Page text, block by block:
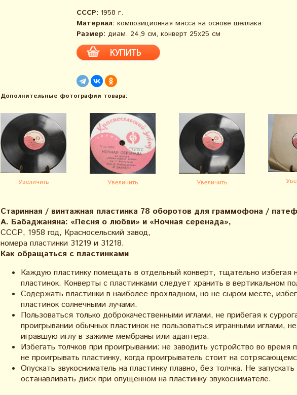
СССР: 1958 г.
Материал: композиционная масса на основе шеллака
Размер: диам. 24,9 см, конверт 25х25 см
Дополнительные фотографии товара:
Увеличить Увеличить Увеличить
Старинная / винтажная пластинка 78 оборотов для граммофона /
А. Бабаджаняна: «Песня о любви» и «Ночная серенада»,
СССР, 1958 год, Красносельский завод,
номера пластинки 31219 и 31218.
Как обращаться с пластинками
Каждую пластинку помещать в отдельный конверт, тщательно избегая
пластинок. Конверты с пластинками следует хранить в вертикальном
Содержать пластинки в наиболее прохладном, но не сыром месте,
пластинок солнечными лучами.
Пользоваться только доброкачественными иглами, не прибегая к
проигрывании обычных пластинок не пользоваться игранными иглами,
игравшую иглу в зажиме мембраны или адаптера.
Избегать толчков при проигрывании: не заводить устройство во время
не проигрывать пластинку, когда проигрыватель стоит на
Опускать звукосниматель на пластинку плавно, без толчка. Не
останавливать диск при опущенном на пластинку звукоснимателе.